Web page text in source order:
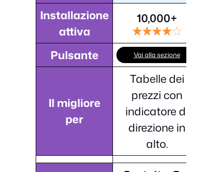
Installazione
attiva
10,000+
Pulsante Vai alla sezione
Il migliore
per
Tabelle dei
prezzi con
indicatore di
direzione in
alto.